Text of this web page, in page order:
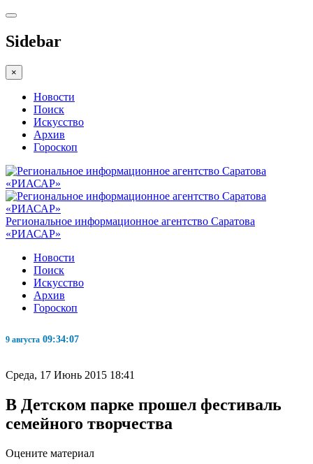
Sidebar
×
Новости
Поиск
Искусство
Архив
Гороскоп
Региональное информационное агентство Саратова
«РИАСАР»
Новости
Поиск
Искусство
Архив
Гороскоп
9 августа 09:34:07
Среда, 17 Июнь 2015 18:41
В Детском парке прошел фестиваль
семейного творчества
Оцените материал